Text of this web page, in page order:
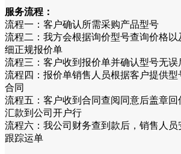
服务流程：
流程一：客户确认所需采购产品型号
流程二：我方会根据询价型号查询价格
细正规报价单
流程三：客户收到报价单并确认型号无误
流程四：报价单销售人员根据客户提供型
合同
流程五：客户收到合同查阅同意后盖章
汇款到公司开户行
流程六：我公司财务查到款后，销售人
跟踪运单